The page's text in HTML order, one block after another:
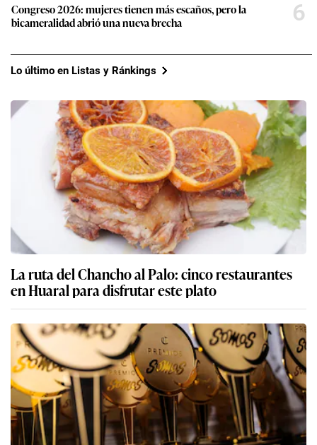
Congreso 2026: mujeres tienen más escaños, pero la
bicameralidad abrió una nueva brecha
6
Lo último en Listas y Ránkings
La ruta del Chancho al Palo: cinco restaurantes
en Huaral para disfrutar este plato